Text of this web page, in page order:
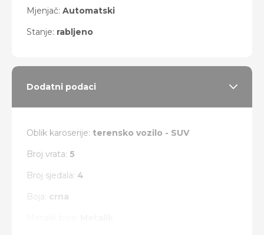
Mjenjač: Automatski
Stanje: rabljeno
Dodatni podaci
Oblik karoserije: terensko vozilo - SUV
Broj vrata: 5
Broj sjedala: 4
Boja: crna